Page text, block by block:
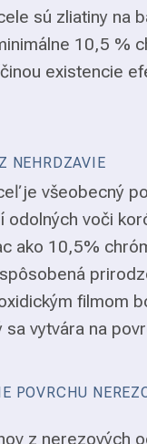
sú zliatiny na
10,5 %
existencie
NEHRDZAVIE
je všeobecný
odolných voči
ako 10,5%
filmom
vytvára na
POVRCHU
z nerezových